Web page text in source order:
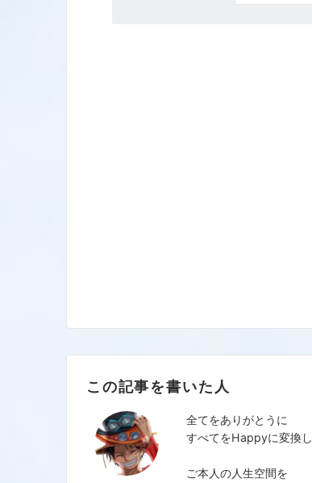
この記事を書いた人
全てをありがとうに
すべてをHappyに変換し
ご本人の人生空間を